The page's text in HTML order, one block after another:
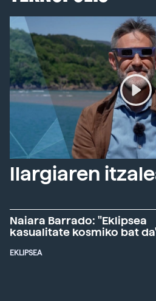
Ilargiaren
Naiara Barrado: "Eklipsea
kasualitate kosmiko bat
EKLIPSEA